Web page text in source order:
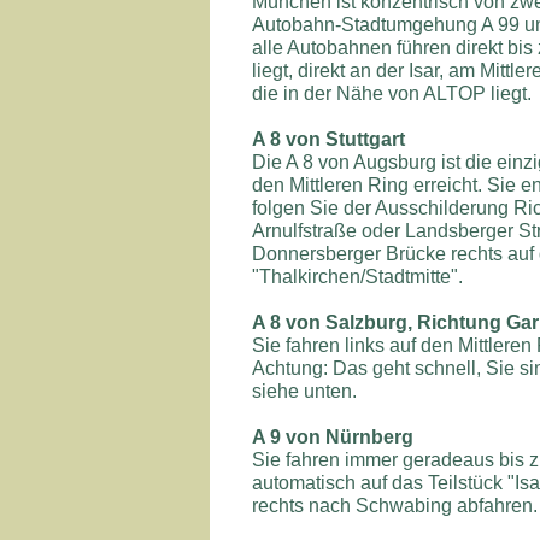
Autobahn-Stadtumgehung A 99
alle Autobahnen führen direkt
liegt, direkt an der Isar, am
die in der Nähe von ALTOP liegt.
A 8 von Stuttgart
Die A 8 von Augsburg ist die
den Mittleren Ring erreicht. Sie
folgen Sie der Ausschilderung
Arnulfstraße oder Landsberger
Donnersberger Brücke rechts
"Thalkirchen/Stadtmitte".
A 8 von Salzburg, Richtung
Sie fahren links auf den
Achtung: Das geht schnell, Sie
siehe unten.
A 9 von Nürnberg
Sie fahren immer geradeaus bis
automatisch auf das Teilstück
rechts nach Schwabing